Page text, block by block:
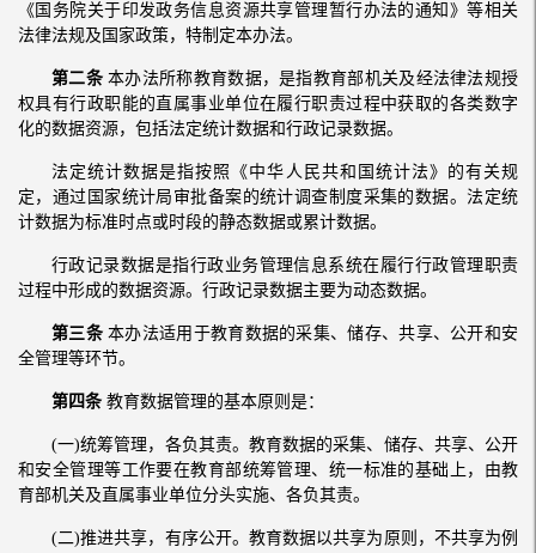
《国务院关于印发政务信息资源共享管理暂行办法的通知》等相关
法律法规及国家政策，特制定本办法。
第二条本办法所称教育数据，是指教育部机关及经法律法规授
权具有行政职能的直属事业单位在履行职责过程中获取的各类数字
化的数据资源，包括法定统计数据和行政记录数据。
法定统计数据是指按照《中华人民共和国统计法》的有关规
定，通过国家统计局审批备案的统计调查制度采集的数据。法定统
计数据为标准时点或时段的静态数据或累计数据。
行政记录数据是指行政业务管理信息系统在履行行政管理职责
过程中形成的数据资源。行政记录数据主要为动态数据。
第三条本办法适用于教育数据的采集、储存、共享、公开和安
全管理等环节。
第四条 教育数据管理的基本原则是：
(一)统筹管理，各负其责。教育数据的采集、储存、共享、公开
和安全管理等工作要在教育部统筹管理、统一标准的基础上，由教
育部机关及直属事业单位分头实施、各负其责。
(二)推进共享，有序公开。教育数据以共享为原则，不共享为例